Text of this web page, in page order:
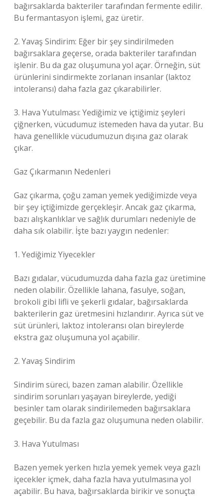
bağırsaklarda bakteriler tarafından fermente edilir.
Bu fermantasyon işlemi, gaz üretir.
2. Yavaş Sindirim: Eğer bir şey sindirilmeden
bağırsaklara geçerse, orada bakteriler tarafından
işlenir. Bu da gaz oluşumuna yol açar. Örneğin, süt
ürünlerini sindirmekte zorlanan insanlar (laktoz
intoleransı) daha fazla gaz çıkarabilirler.
3. Hava Yutulması: Yediğimiz ve içtiğimiz şeyleri
çiğnerken, vücudumuz istemeden hava da yutar. Bu
hava genellikle vücudumuzun dışına gaz olarak
çıkar.
Gaz Çıkarmanın Nedenleri
Gaz çıkarma, çoğu zaman yemek yediğimizde veya
bir şey içtiğimizde gerçekleşir. Ancak gaz çıkarma,
bazı alışkanlıklar ve sağlık durumları nedeniyle de
daha sık olabilir. İşte bazı yaygın nedenler:
1. Yediğimiz Yiyecekler
Bazı gıdalar, vücudumuzda daha fazla gaz üretimine
neden olabilir. Özellikle lahana, fasulye, soğan,
brokoli gibi lifli ve şekerli gıdalar, bağırsaklarda
bakterilerin gaz üretmesini hızlandırır. Ayrıca süt ve
süt ürünleri, laktoz intoleransı olan bireylerde
ekstra gaz oluşumuna yol açabilir.
2. Yavaş Sindirim
Sindirim süreci, bazen zaman alabilir. Özellikle
sindirim sorunları yaşayan bireylerde, yediği
besinler tam olarak sindirilemeden bağırsaklara
geçebilir. Bu da fazla gaz oluşumuna neden olabilir.
3. Hava Yutulması
Bazen yemek yerken hızla yemek yemek veya gazlı
içecekler içmek, daha fazla hava yutulmasına yol
açabilir. Bu hava, bağırsaklarda birikir ve sonuçta